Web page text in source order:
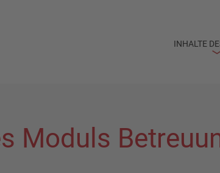
INHALTE
Moduls